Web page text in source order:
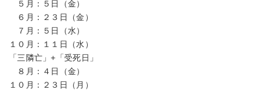
５月：５日（金）
６月：２３日（金）
７月：５日（水）
１０月：１１日（水）
「三隣亡」+「受死日」
８月：４日（金）
１０月：２３日（月）